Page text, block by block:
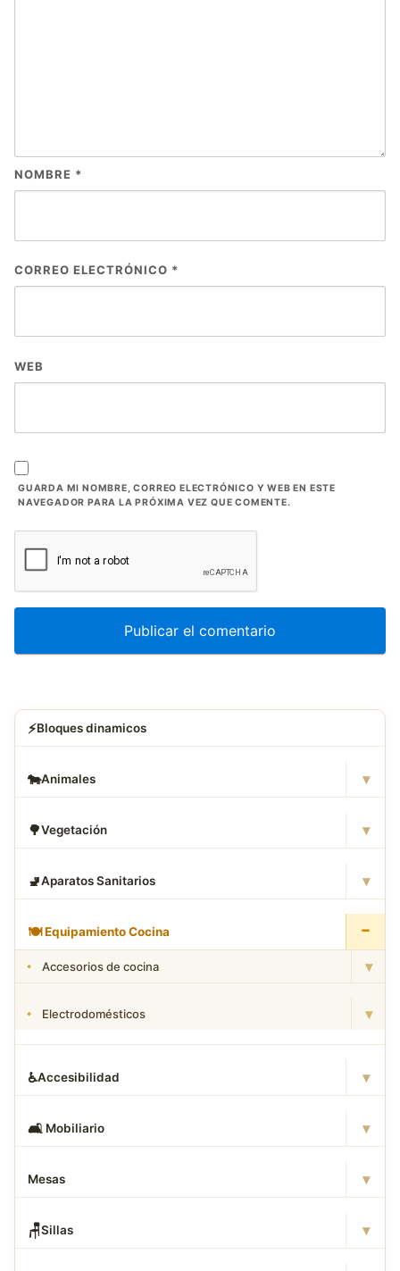
NOMBRE *
CORREO ELECTRÓNICO *
WEB
GUARDA MI NOMBRE, CORREO ELECTRÓNICO Y WEB EN ESTE
NAVEGADOR PARA LA PRÓXIMA VEZ QUE COMENTE.
⚡Bloques dinamicos
🐄Animales ▾
🌳Vegetación ▾
🚽Aparatos Sanitarios ▾
🍽️ Equipamiento Cocina −
Accesorios de cocina ▾
Electrodomésticos ▾
♿Accesibilidad ▾
🛋 ️ Mobiliario ▾
Mesas ▾
🪑Sillas ▾